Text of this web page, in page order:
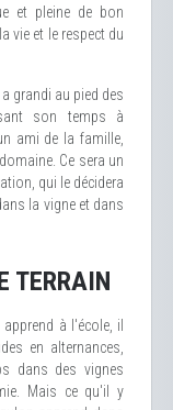
et pleine de bon
vie et le respect du
grandi au pied des
son temps à
ami de la famille,
Ce sera un
qui le décidera
la vigne et dans
TERRAIN
à l'école, il
en alternances,
dans des vignes
Mais ce qu'il y